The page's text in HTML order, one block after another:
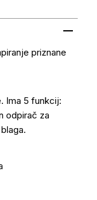
priznane
Ima 5 funkcij:
odpirač za